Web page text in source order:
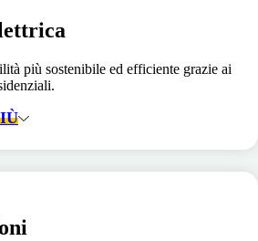
più sostenibile ed efficiente grazie ai